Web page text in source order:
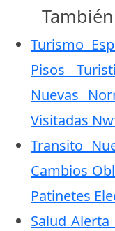
Turismo
Pisos
Nuevas
Visitadas
Transito
Cambios
Patinetes
Salud